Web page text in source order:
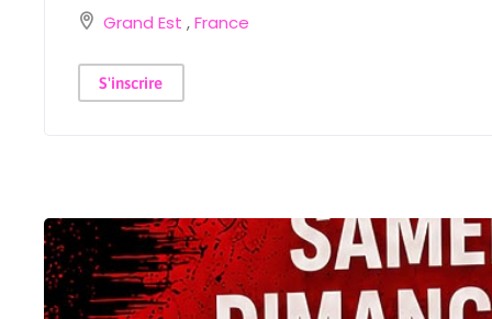
Grand Est ,France
S'inscrire